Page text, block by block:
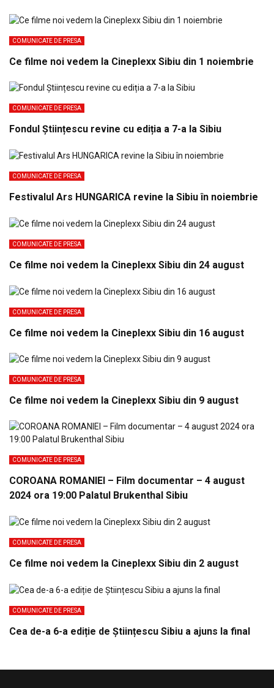
COMUNICATE DE PRESA
Ce filme noi vedem la Cineplexx Sibiu din 1 noiembrie
COMUNICATE DE PRESA
Fondul Științescu revine cu ediția a 7-a la Sibiu
COMUNICATE DE PRESA
Festivalul Ars HUNGARICA revine la Sibiu în noiembrie
COMUNICATE DE PRESA
Ce filme noi vedem la Cineplexx Sibiu din 24 august
COMUNICATE DE PRESA
Ce filme noi vedem la Cineplexx Sibiu din 16 august
COMUNICATE DE PRESA
Ce filme noi vedem la Cineplexx Sibiu din 9 august
COMUNICATE DE PRESA
COROANA ROMANIEI – Film documentar – 4 august
2024 ora 19:00 Palatul Brukenthal Sibiu
COMUNICATE DE PRESA
Ce filme noi vedem la Cineplexx Sibiu din 2 august
COMUNICATE DE PRESA
Cea de-a 6-a ediție de Științescu Sibiu a ajuns la final